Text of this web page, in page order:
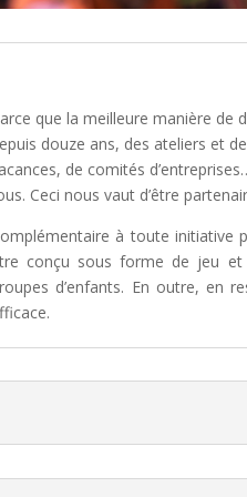
que la meilleure manière de
douze ans, des ateliers et
de comités
. Ceci nous vaut d’être
à toute initiative
conçu sous forme de jeu et
d’enfants. En outre, en